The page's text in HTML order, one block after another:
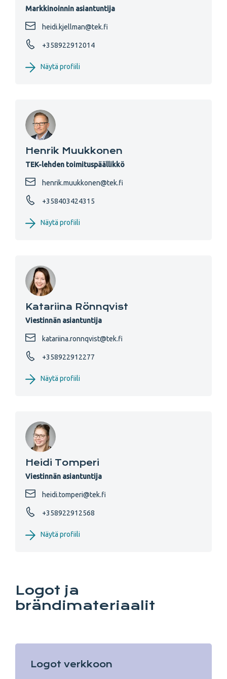
Markkinoinnin asiantuntija
heidi.kjellman@tek.fi
+358922912014
Näytä profiili
Henrik Muukkonen
TEK-lehden toimituspäällikkö
henrik.muukkonen@tek.fi
+358403424315
Näytä profiili
Katariina Rönnqvist
Viestinnän asiantuntija
katariina.ronnqvist@tek.fi
+358922912277
Näytä profiili
Heidi Tomperi
Viestinnän asiantuntija
heidi.tomperi@tek.fi
+358922912568
Näytä profiili
Logot ja
brändimateriaalit
Logot verkkoon